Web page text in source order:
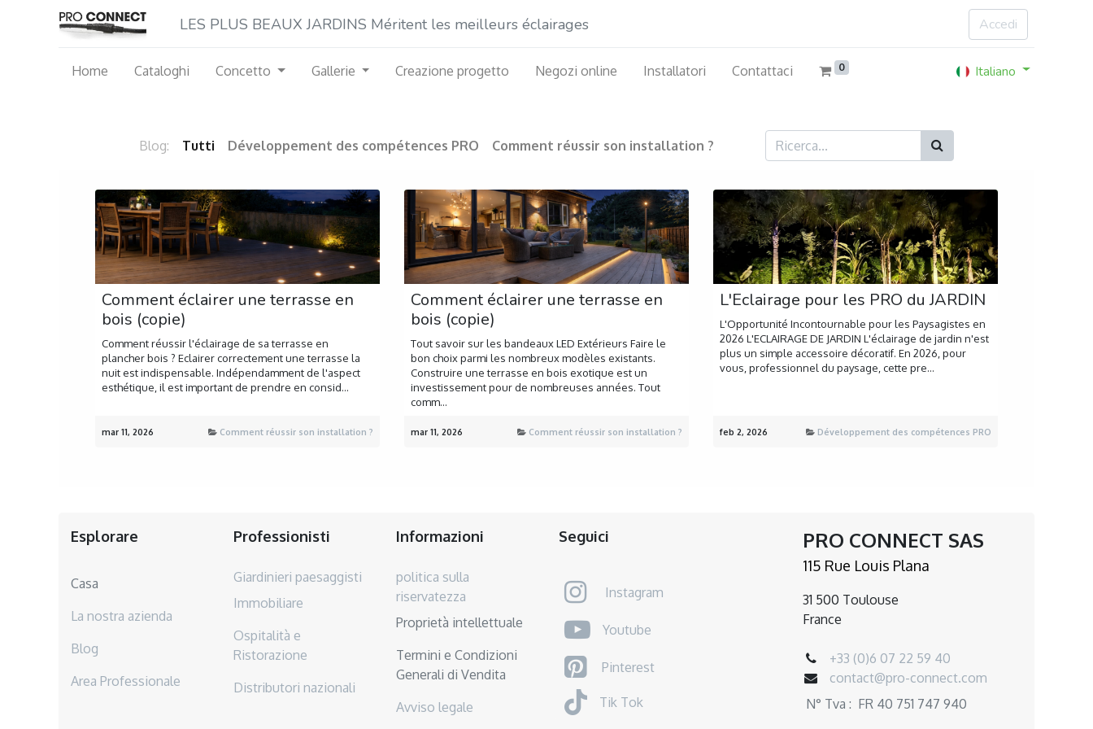
LES P​LUS BEAUX JARDINS Méritent les meilleurs éclairages Accedi
Home Cataloghi Concetto Gallerie Creazione progetto Negozi online Installatori Contattaci 0 Italiano
Blog: Tutti Développement des compétences PRO Comment réussir son installation ?
Comment éclairer une terrasse en
bois (copie)
Comment réussir l'éclairage de sa terrasse en
plancher bois ? Eclairer correctement une terrasse la
nuit est indispensable. Indépendamment de l'aspect
esthétique, il est important de prendre en consid...
mar 11, 2026 Comment réussir son installation ?
Comment éclairer une terrasse en
bois (copie)
Tout savoir sur les bandeaux LED Extérieurs Faire le
bon choix parmi les nombreux modèles existants.
Construire une terrasse en bois exotique est un
investissement pour de nombreuses années. Tout
comm...
mar 11, 2026 Comment réussir son installation ?
L'Eclairage pour les PRO du JARDIN
L'Opportunité Incontournable pour les Paysagistes en
2026 L'ECLAIRAGE DE JARDIN L'éclairage de jardin n'est
plus un simple accessoire décoratif. En 2026, pour
vous, professionnel du paysage, cette pre...
feb 2, 2026 Développement des compétences PRO
Esplorare
Casa
La nostra azienda
Blog
Area Professionale
Professionisti
Giardinieri paesaggisti
Immobiliare
Ospitalità e
Ristorazione
Distributori nazionali
Informazioni
politica sulla
riservatezza
Proprietà intellettuale
Termini e Condizioni
Generali di Vendita
Avviso legale
Seguici
Instagram
Youtube
Pinterest
Tik Tok
PRO CONNECT SAS
115 Rue Louis Plana
31 500 Toulouse
France
+33 (0)6 07 22 59 40
contact@pro-connect.com
N° Tva : FR 40 751 747 940